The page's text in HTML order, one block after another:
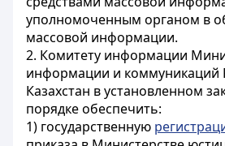
уполномоченным органом в
массовой информации.
2. Комитету информации
информации и коммуникаций
Казахстан в установленном
порядке обеспечить:
1) государственную